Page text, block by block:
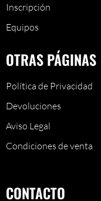
Inscripción
Equipos
OTRAS PÁGINAS
Política de Privacidad
Devoluciones
Aviso Legal
Condiciones de venta
CONTACTO